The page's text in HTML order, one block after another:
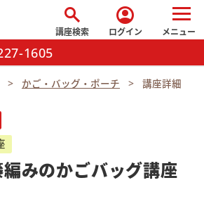
search
講座検索
account_circle
ログイン メニュー
1605
かご・バッグ・ポーチ 講座詳細
みのかごバッグ講座